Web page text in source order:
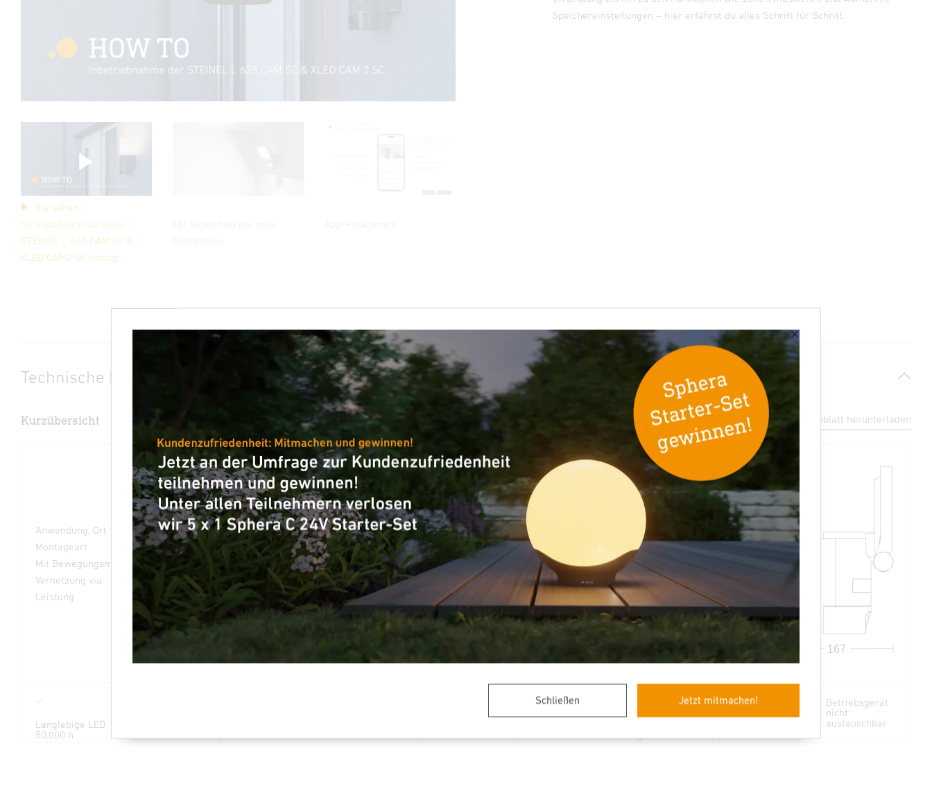
×
Schließen Jetzt mitmachen!
XLED CAM2 SC anthrazit ×
Sie sehen:
So installierst du deine
STEINEL L 625 CAM SC &
XLED CAM2 SC richtig!
Speichereinstellungen – hier erfährst du alles Schritt für Schritt.
Technische Daten
Kurzübersicht Datenblatt herunterladen
Anwendung, Ort
Außenbereich
Montageart
Aufputz
Mit Bewegungsmelder
Vernetzung via
WLAN
Leistung
Lichtstrom
Gesamtprodukt
2310 lm
Farbtemperatur
3000 K
Artikelnummer
092603
VPE1, Nettogewicht
167
275
Langlebige LED
50.000 h
Lichtquelle
Betriebsgerät
nicht
austauschbar